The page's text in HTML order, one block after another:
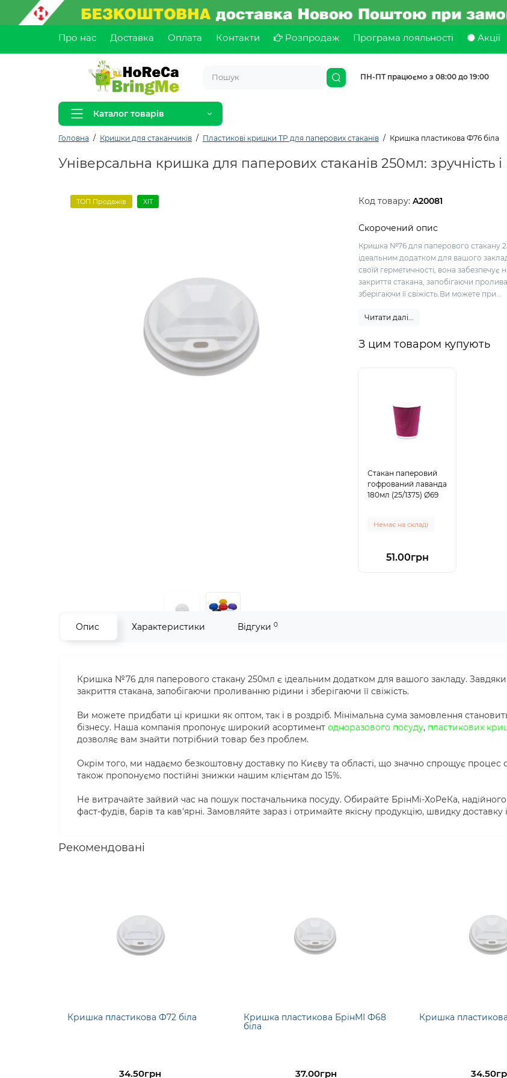
Про нас Доставка Оплата Контакти Розпродаж Програма лояльності Акції
ПН-ПТ працюємо з 08:00 до 19:00
Каталог товарів
Головна Кришки для стаканчиків Пластикові кришки TP для паперових стаканів Кришка пластикова Ф76 біла
Універсальна кришка для паперових стаканів 250мл: зручність і
ТОП Продажів ХІТ Код товару:A20081
Скорочений опис
Кришка №76 для паперового стакану
ідеальним додатком для вашого
своїй герметичності, вона забезпечує
закриття стакана, запобігаючи
зберігаючи її свіжість.Ви можете при...
Читати далі...
З цим товаром купують
Стакан паперовий
гофрований лаванда
180мл (25/1375) Ø69
Немає на складі
51.00грн
Опис Характеристики Відгуки 0
Кришка №76 для паперового стакану 250мл є ідеальним додатком для вашого закладу. Завдяки
закриття стакана, запобігаючи проливанню рідини і зберігаючи її свіжість.
Ви можете придбати ці кришки як оптом, так і в роздріб. Мінімальна сума замовлення
бізнесу. Наша компанія пропонує широкий асортимент одноразового посуду, пластикових
дозволяє вам знайти потрібний товар без проблем.
Окрім того, ми надаємо безкоштовну доставку по Києву та області, що значно спрощує процес
також пропонуємо постійні знижки нашим клієнтам до 15%.
Не витрачайте зайвий час на пошук постачальника посуду. Обирайте БрінМі-ХоРеКа,
фаст-фудів, барів та кав'ярні. Замовляйте зараз і отримайте якісну продукцію, швидку доставку
Рекомендовані
Кришка пластикова Ф72 біла
34.50грн
Кришка пластикова БрінМІ Ф68
біла
37.00грн
Кришка